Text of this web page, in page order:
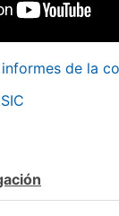
de la